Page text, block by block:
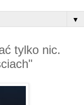
▼
tylko nic.